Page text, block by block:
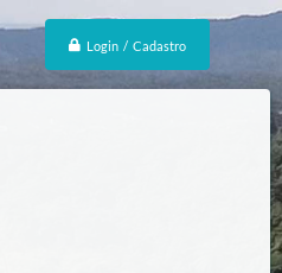
Login / Cadastro